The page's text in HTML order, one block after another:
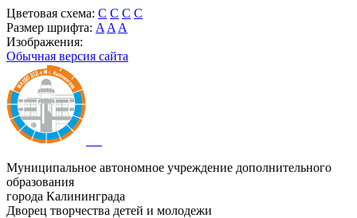
Цветовая схема: C C C C
Размер шрифта: A A A
Изображения:
Обычная версия сайта
Муниципальное автономное учреждение дополнительного
образования
города Калининграда
Дворец творчества детей и молодежи